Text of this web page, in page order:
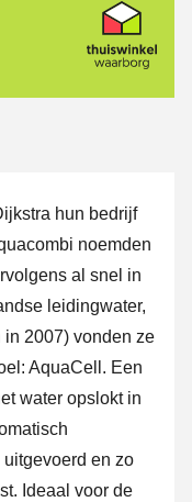
hun bedrijf
noemden
al snel in
leidingwater,
2007) vonden ze
AquaCell. Een
water opslokt in
en zo
Ideaal voor de